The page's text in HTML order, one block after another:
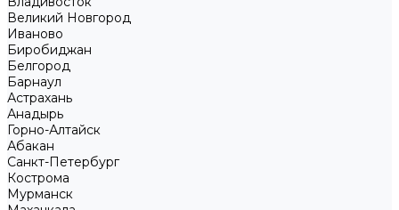
Великий Новгород
Иваново
Биробиджан
Белгород
Барнаул
Астрахань
Анадырь
Горно-Алтайск
Абакан
Санкт-Петербург
Кострома
Мурманск